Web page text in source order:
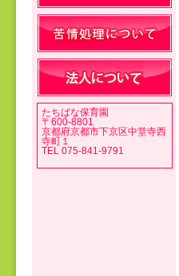
たちばな保育園
〒600-8801
京都府京都市下京区中堂寺西
寺町１
TEL 075-841-9791